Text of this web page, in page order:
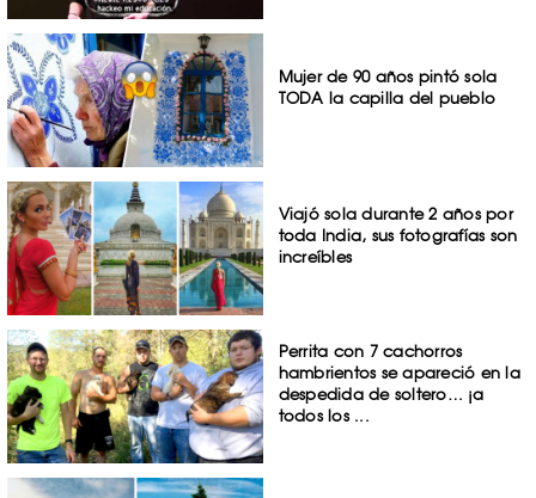
Mujer de 90 años pintó sola
TODA la capilla del pueblo
Viajó sola durante 2 años por
toda India, sus fotografías son
increíbles
Perrita con 7 cachorros
hambrientos se apareció en la
despedida de soltero… ¡a
todos los ...